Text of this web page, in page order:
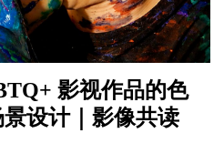
影视作品的色
设计｜影像共读